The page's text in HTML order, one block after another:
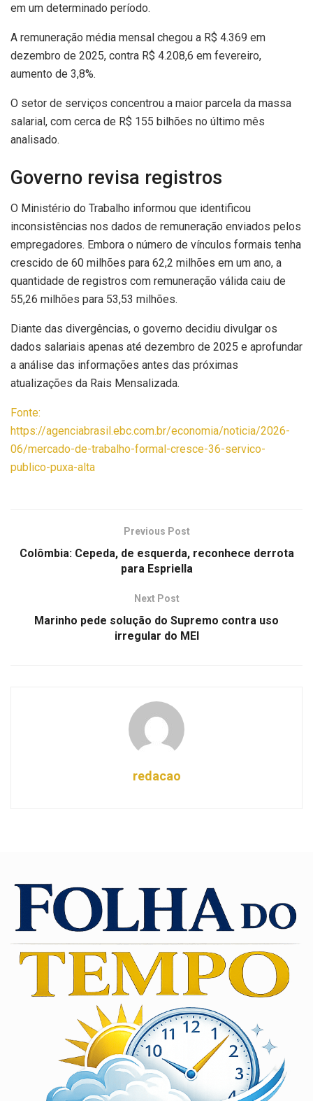
em um determinado período.
A remuneração média mensal chegou a R$ 4.369 em
dezembro de 2025, contra R$ 4.208,6 em fevereiro,
aumento de 3,8%.
O setor de serviços concentrou a maior parcela da massa
salarial, com cerca de R$ 155 bilhões no último mês
analisado.
Governo revisa registros
O Ministério do Trabalho informou que identificou
inconsistências nos dados de remuneração enviados pelos
empregadores. Embora o número de vínculos formais tenha
crescido de 60 milhões para 62,2 milhões em um ano, a
quantidade de registros com remuneração válida caiu de
55,26 milhões para 53,53 milhões.
Diante das divergências, o governo decidiu divulgar os
dados salariais apenas até dezembro de 2025 e aprofundar
a análise das informações antes das próximas
atualizações da Rais Mensalizada.
Fonte:
https://agenciabrasil.ebc.com.br/economia/noticia/2026-
06/mercado-de-trabalho-formal-cresce-36-servico-
publico-puxa-alta
Previous Post
Colômbia: Cepeda, de esquerda, reconhece derrota
para Espriella
Next Post
Marinho pede solução do Supremo contra uso
irregular do MEI
redacao